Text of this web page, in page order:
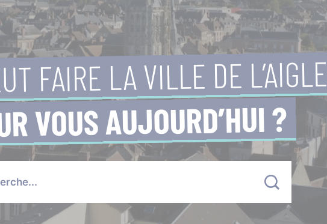
FAIRE LA VILLE DE L’AIGLE
VOUS AUJOURD’HUI ?